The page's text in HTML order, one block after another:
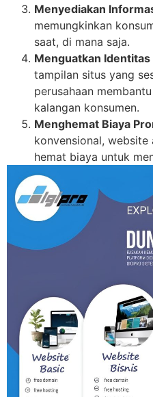
Menyediakan
memungkinkan
saat, di mana saja.
Menguatkan
tampilan situs yang
perusahaan
kalangan konsumen.
Menghemat Biaya
konvensional,
hemat biaya untuk